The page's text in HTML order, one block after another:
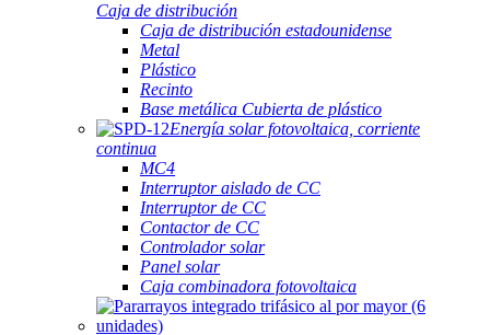
Caja de distribución
Caja de distribución estadounidense
Metal
Plástico
Recinto
Base metálica Cubierta de plástico
Energía solar fotovoltaica, corriente
continua
MC4
Interruptor aislado de CC
Interruptor de CC
Contactor de CC
Controlador solar
Panel solar
Caja combinadora fotovoltaica